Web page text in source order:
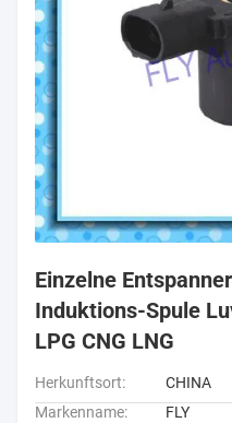
Einzelne
Induktions-Spule
LPG CNG LNG
Herkunftsort:
CHINA
Markenname:
FLY